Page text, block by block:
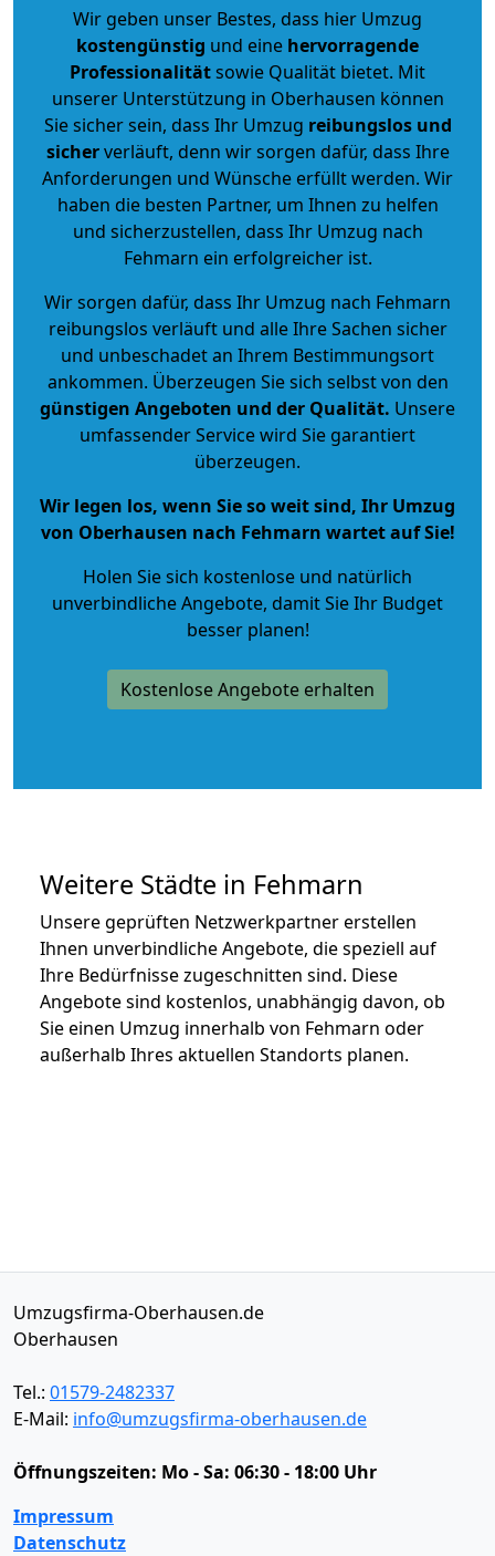
Wir geben unser Bestes, dass hier Umzug
kostengünstig und eine hervorragende
Professionalitätsowie Qualität bietet. Mit
unserer Unterstützung in Oberhausen können
Sie sicher sein, dass Ihr Umzug reibungslos und
sicherverläuft, denn wir sorgen dafür, dass Ihre
Anforderungen und Wünsche erfüllt werden. Wir
haben die besten Partner, um Ihnen zu helfen
und sicherzustellen, dass Ihr Umzug nach
Fehmarn ein erfolgreicher ist.
Wir sorgen dafür, dass Ihr Umzug nach Fehmarn
reibungslos verläuft und alle Ihre Sachen sicher
und unbeschadet an Ihrem Bestimmungsort
ankommen. Überzeugen Sie sich selbst von den
günstigen Angeboten und der Qualität. Unsere
umfassender Service wird Sie garantiert
überzeugen.
Wir legen los, wenn Sie so weit sind, Ihr Umzug
von Oberhausen nach Fehmarn wartet auf Sie!
Holen Sie sich kostenlose und natürlich
unverbindliche Angebote, damit Sie Ihr Budget
besser planen!
Kostenlose Angebote erhalten
Weitere Städte in Fehmarn
Unsere geprüften Netzwerkpartner erstellen
Ihnen unverbindliche Angebote, die speziell auf
Ihre Bedürfnisse zugeschnitten sind. Diese
Angebote sind kostenlos, unabhängig davon, ob
Sie einen Umzug innerhalb von Fehmarn oder
außerhalb Ihres aktuellen Standorts planen.
Umzugsfirma-Oberhausen.de
Oberhausen
Tel.: 01579-2482337
E-Mail: info@umzugsfirma-oberhausen.de
Öffnungszeiten: Mo - Sa: 06:30 - 18:00 Uhr
Impressum
Datenschutz